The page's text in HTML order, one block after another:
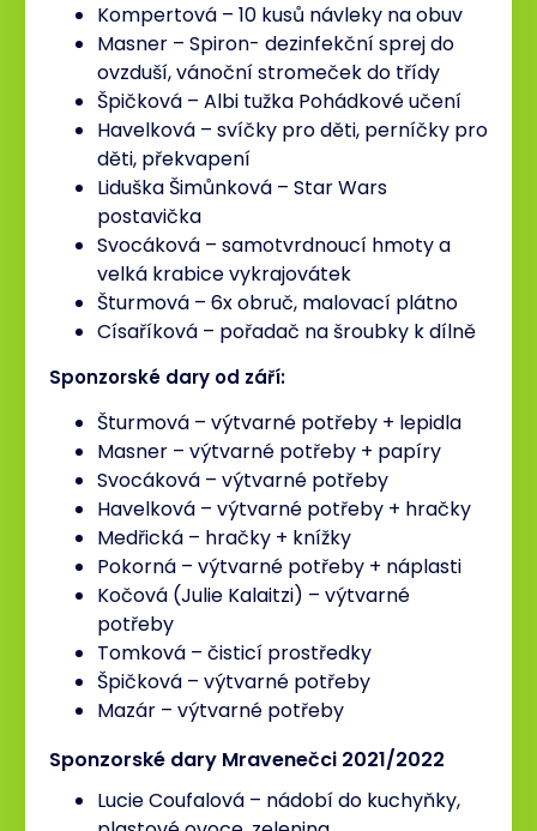
Kompertová – 10 kusů návleky na obuv
Masner – Spiron- dezinfekční sprej do
ovzduší, vánoční stromeček do třídy
Špičková – Albi tužka Pohádkové učení
Havelková – svíčky pro děti, perníčky pro
děti, překvapení
Liduška Šimůnková – Star Wars
postavička
Svocáková – samotvrdnoucí hmoty a
velká krabice vykrajovátek
Šturmová – 6x obruč, malovací plátno
Císaříková – pořadač na šroubky k dílně
Sponzorské dary od září:
Šturmová – výtvarné potřeby + lepidla
Masner – výtvarné potřeby + papíry
Svocáková – výtvarné potřeby
Havelková – výtvarné potřeby + hračky
Medřická – hračky + knížky
Pokorná – výtvarné potřeby + náplasti
Kočová (Julie Kalaitzi) – výtvarné
potřeby
Tomková – čisticí prostředky
Špičková – výtvarné potřeby
Mazár – výtvarné potřeby
Sponzorské dary Mravenečci 2021/2022
Lucie Coufalová – nádobí do kuchyňky,